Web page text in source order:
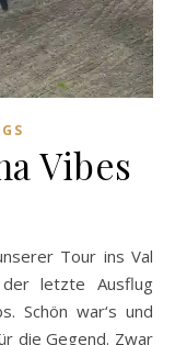
Vibes
letzte Ausflug
Schön war‘s und
die Gegend. Zwar